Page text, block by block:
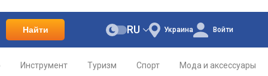
Найти Украина
RU Войти
Инструмент Туризм Спорт Мода и аксессуары